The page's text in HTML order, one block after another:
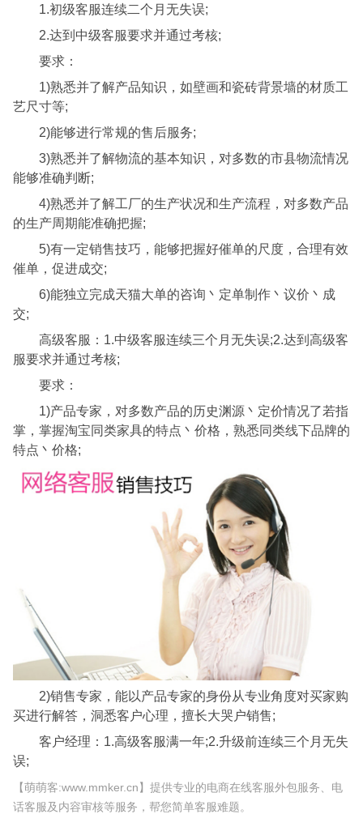
1.初级客服连续二个月无失误;
2.达到中级客服要求并通过考核;
要求：
1)熟悉并了解产品知识，如壁画和瓷砖背景墙的材质工
艺尺寸等;
2)能够进行常规的售后服务;
3)熟悉并了解物流的基本知识，对多数的市县物流情况
能够准确判断;
4)熟悉并了解工厂的生产状况和生产流程，对多数产品
的生产周期能准确把握;
5)有一定销售技巧，能够把握好催单的尺度，合理有效
催单，促进成交;
6)能独立完成天猫大单的咨询丶定单制作丶议价丶成
交;
高级客服：1.中级客服连续三个月无失误;2.达到高级客
服要求并通过考核;
要求：
1)产品专家，对多数产品的历史渊源丶定价情况了若指
掌，掌握淘宝同类家具的特点丶价格，熟悉同类线下品牌的
特点丶价格;
2)销售专家，能以产品专家的身份从专业角度对买家购
买进行解答，洞悉客户心理，擅长大哭户销售;
客户经理：1.高级客服满一年;2.升级前连续三个月无失
误;
【萌萌客:www.mmker.cn】提供专业的电商在线客服外包服务、电
话客服及内容审核等服务，帮您简单客服难题。